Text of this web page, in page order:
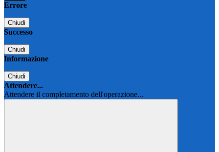
Errore
Chiudi
Successo
Chiudi
Informazione
Chiudi
Attendere...
Attendere il completamento dell'operazione...